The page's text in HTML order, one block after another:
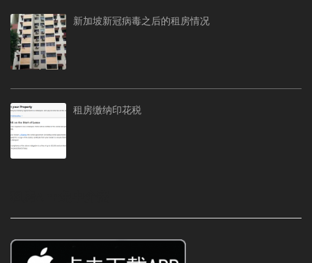
新加坡新冠病毒之后的租房情况
租房缴纳印花税